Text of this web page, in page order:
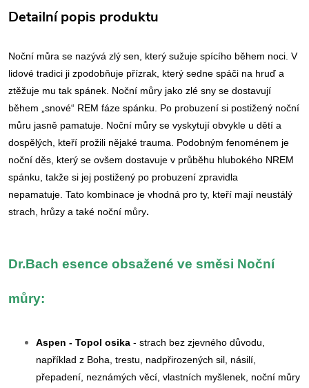
Detailní popis produktu
Noční můra se nazývá zlý sen, který sužuje spícího během noci. V
lidové tradici ji zpodobňuje přízrak, který sedne spáči na hruď a
ztěžuje mu tak spánek. Noční můry jako zlé sny se dostavují
během „snové“ REM fáze spánku. Po probuzení si postižený noční
můru jasně pamatuje. Noční můry se vyskytují obvykle u dětí a
dospělých, kteří prožili nějaké trauma. Podobným fenoménem je
noční děs, který se ovšem dostavuje v průběhu hlubokého NREM
spánku, takže si jej postižený po probuzení zpravidla
nepamatuje. Tato kombinace je vhodná pro ty, kteří mají neustálý
strach, hrůzy a také noční můry.
Dr.Bach esence obsažené ve směsi Noční
můry:
Aspen - Topol osika - strach bez zjevného důvodu,
například z Boha, trestu, nadpřirozených sil, násilí,
přepadení, neznámých věcí, vlastních myšlenek, noční můry